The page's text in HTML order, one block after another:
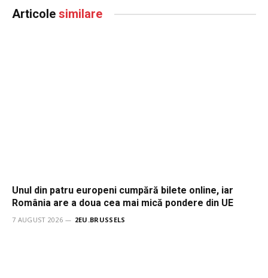
Articole similare
Unul din patru europeni cumpără bilete online, iar
România are a doua cea mai mică pondere din UE
7 AUGUST 2026 2EU.BRUSSELS